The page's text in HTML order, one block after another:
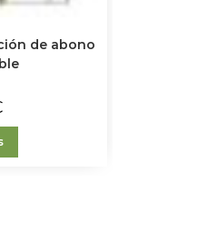
de abono